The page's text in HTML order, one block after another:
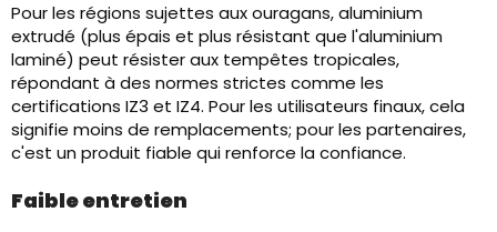
Pour les régions sujettes aux ouragans, aluminium
extrudé (plus épais et plus résistant que l'aluminium
laminé) peut résister aux tempêtes tropicales,
répondant à des normes strictes comme les
certifications IZ3 et IZ4. Pour les utilisateurs finaux, cela
signifie moins de remplacements; pour les partenaires,
c'est un produit fiable qui renforce la confiance.
Faible entretien